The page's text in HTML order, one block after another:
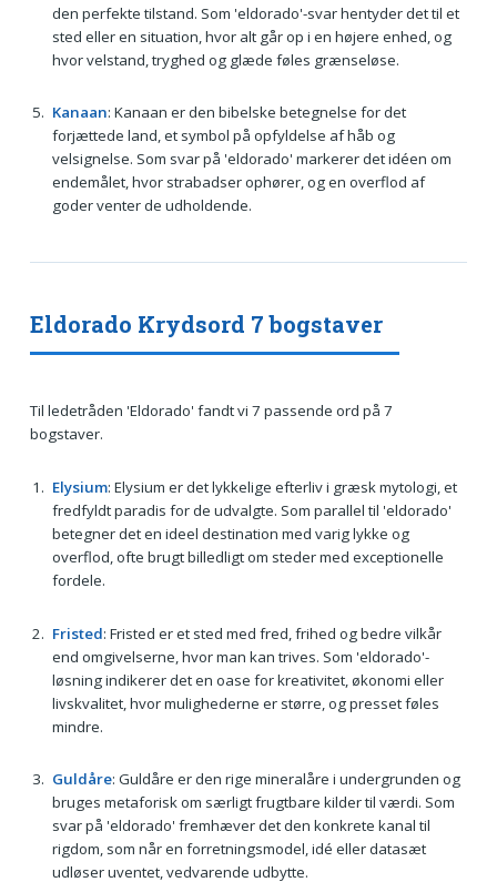
den perfekte tilstand. Som 'eldorado'-svar hentyder det til et
sted eller en situation, hvor alt går op i en højere enhed, og
hvor velstand, tryghed og glæde føles grænseløse.
Kanaan: Kanaan er den bibelske betegnelse for det
forjættede land, et symbol på opfyldelse af håb og
velsignelse. Som svar på 'eldorado' markerer det idéen om
endemålet, hvor strabadser ophører, og en overflod af
goder venter de udholdende.
Eldorado Krydsord 7 bogstaver
Til ledetråden 'Eldorado' fandt vi 7 passende ord på 7
bogstaver.
Elysium: Elysium er det lykkelige efterliv i græsk mytologi, et
fredfyldt paradis for de udvalgte. Som parallel til 'eldorado'
betegner det en ideel destination med varig lykke og
overflod, ofte brugt billedligt om steder med exceptionelle
fordele.
Fristed: Fristed er et sted med fred, frihed og bedre vilkår
end omgivelserne, hvor man kan trives. Som 'eldorado'-
løsning indikerer det en oase for kreativitet, økonomi eller
livskvalitet, hvor mulighederne er større, og presset føles
mindre.
Guldåre: Guldåre er den rige mineralåre i undergrunden og
bruges metaforisk om særligt frugtbare kilder til værdi. Som
svar på 'eldorado' fremhæver det den konkrete kanal til
rigdom, som når en forretningsmodel, idé eller datasæt
udløser uventet, vedvarende udbytte.